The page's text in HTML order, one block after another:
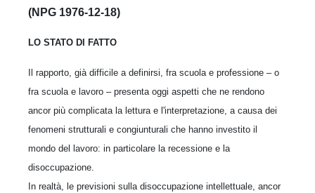
(NPG 1976-12-18)
LO STATO DI FATTO
Il rapporto, già difficile a definirsi, fra scuola e professione – o
fra scuola e lavoro – presenta oggi aspetti che ne rendono
ancor più complicata la lettura e l'interpretazione, a causa dei
fenomeni strutturali e congiunturali che hanno investito il
mondo del lavoro: in particolare la recessione e la
disoccupazione.
In realtà, le previsioni sulla disoccupazione intellettuale, ancor